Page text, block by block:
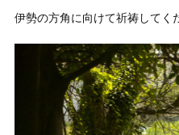
伊勢の方角に向けて祈祷してく